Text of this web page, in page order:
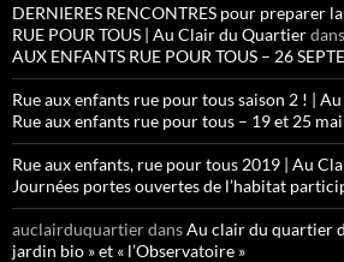
DERNIERES RENCONTRES pour preparer
RUE POUR TOUS | Au Clair du Quartierdans
AUX ENFANTS RUE POUR TOUS – 26
Rue aux enfants rue pour tous saison 2 ! |
Rue aux enfants rue pour tous – 19 et 25
Rue aux enfants, rue pour tous 2019 | Au
Journées portes ouvertes de l’habitat
auclairduquartierdansAu clair du quartier
jardin bio » et « l’Observatoire »